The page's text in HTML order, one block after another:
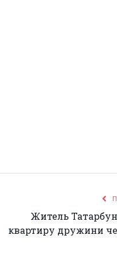
Житель
квартиру дружини